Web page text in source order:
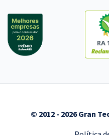
RA
© 2012 - 2026 Gran